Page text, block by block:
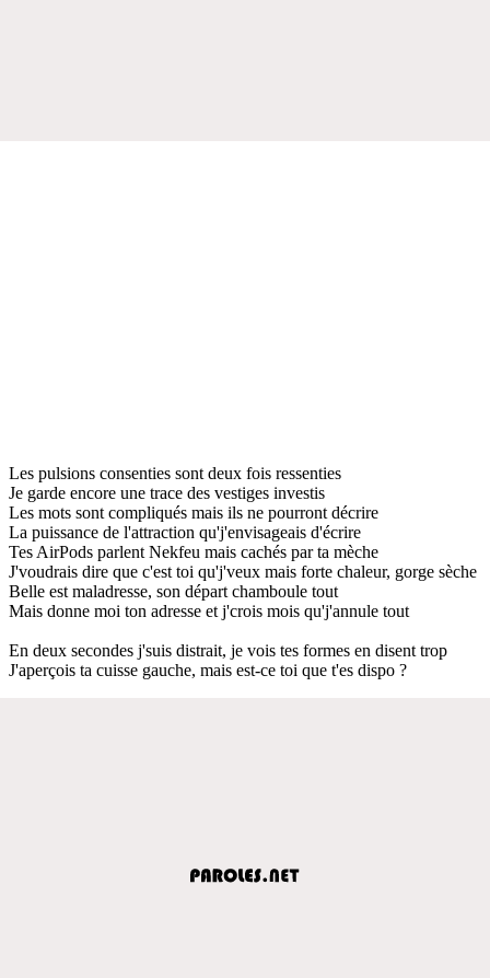
Les pulsions consenties sont deux fois ressenties
Je garde encore une trace des vestiges investis
Les mots sont compliqués mais ils ne pourront décrire
La puissance de l'attraction qu'j'envisageais d'écrire
Tes AirPods parlent Nekfeu mais cachés par ta mèche
J'voudrais dire que c'est toi qu'j'veux mais forte chaleur, gorge sèche
Belle est maladresse, son départ chamboule tout
Mais donne moi ton adresse et j'crois mois qu'j'annule tout
En deux secondes j'suis distrait, je vois tes formes en disent trop
J'aperçois ta cuisse gauche, mais est-ce toi que t'es dispo ?